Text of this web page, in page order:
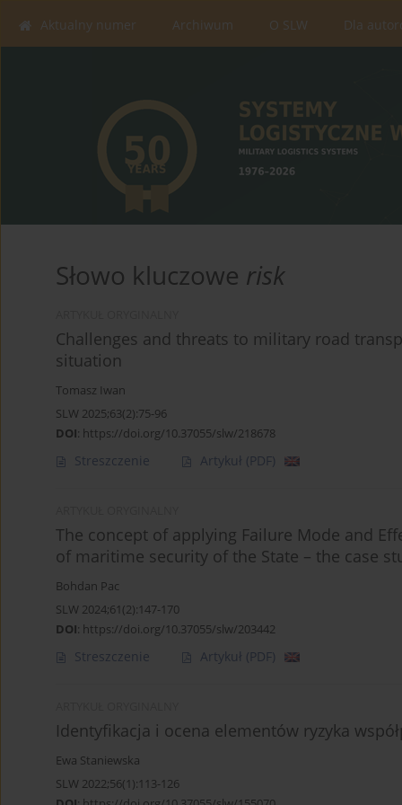
Aktualny numer Archiwum O SLW Dla
Słowo kluczowe risk
Challenges and threats to military road
situation
Tomasz Iwan
SLW 2025;63(2):75-96
DOI: https://doi.org/10.37055/slw/218678
Streszczenie Artykuł (PDF)
The concept of applying Failure Mode and
of maritime security of the State – the case
Bohdan Pac
SLW 2024;61(2):147-170
DOI: https://doi.org/10.37055/slw/203442
Streszczenie Artykuł (PDF)
Identyfikacja i ocena elementów ryzyka
Ewa Staniewska
SLW 2022;56(1):113-126